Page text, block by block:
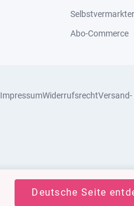
Selbstvermarkter
Abo-Commerce
ImpressumWiderrufsrecht
Deutsche Seite